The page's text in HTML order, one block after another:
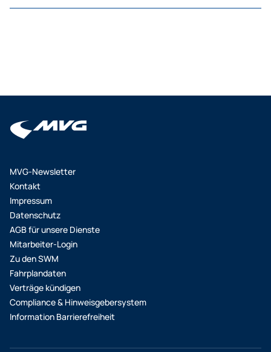
MVG-Newsletter
Kontakt
Impressum
Datenschutz
AGB für unsere Dienste
Mitarbeiter-Login
Zu den SWM
Fahrplandaten
Verträge kündigen
Compliance & Hinweisgebersystem
Information Barrierefreiheit